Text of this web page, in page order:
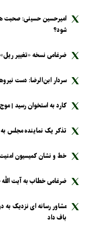
امیرحسین حسینی: صحبت
شود؟
ضرغامی نسخه «تغییر
سردار ابن‌الرضا: دست
کارد به استخوان رسید |
تذکر یک نماینده مجلس
خط و نشان کمیسیون امنیت
ضرغامی خطاب به آیت
مشاور رسانه ای نزدیک به
باف داد